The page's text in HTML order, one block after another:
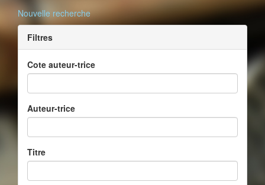
Nouvelle recherche
Filtres
Cote auteur-trice
Auteur-trice
Titre